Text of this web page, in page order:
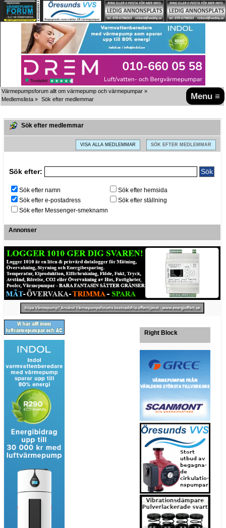
Menu ≡
Värmepumpsforum allt om värmepump och värmepumpar »
Medlemslista » Sök efter medlemmar
Sök efter medlemmar
VISA ALLA MEDLEMMAR SÖK EFTER MEDLEMMAR
Sök efter:
Sök efter namn
Sök efter e-postadress
Sök efter Messenger-smeknamn
Sök efter hemsida
Sök efter ställning
Annonser
Right Block